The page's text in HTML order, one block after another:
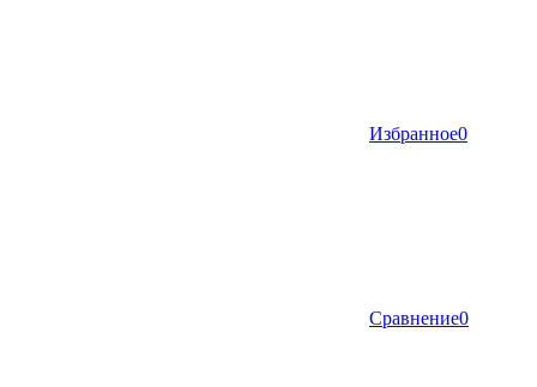
Избранное0
Сравнение0